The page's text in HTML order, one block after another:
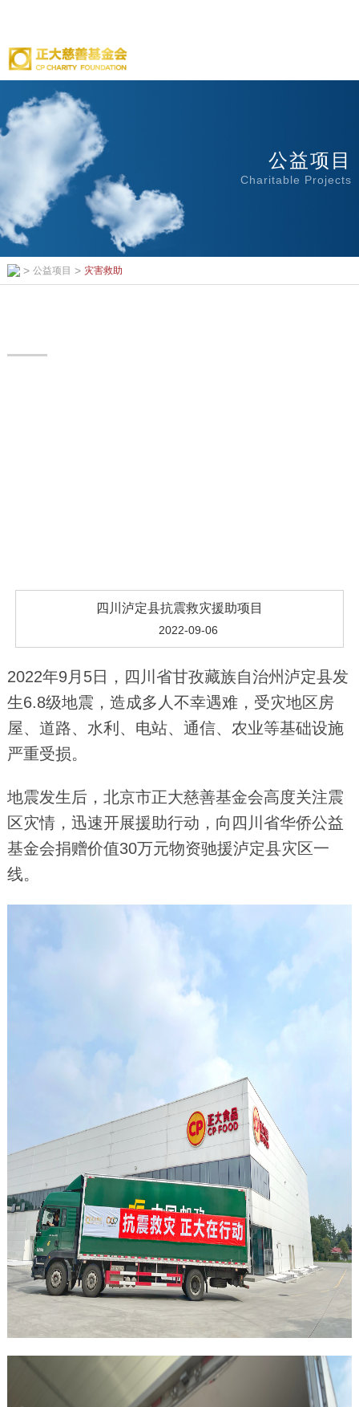
公益项目
Charitable Projects
> 公益项目 > 灾害救助
四川泸定县抗震救灾援助项目
2022-09-06
2022年9月5日，四川省甘孜藏族自治州泸定县发
生6.8级地震，造成多人不幸遇难，受灾地区房
屋、道路、水利、电站、通信、农业等基础设施
严重受损。
地震发生后，北京市正大慈善基金会高度关注震
区灾情，迅速开展援助行动，向四川省华侨公益
基金会捐赠价值30万元物资驰援泸定县灾区一
线。